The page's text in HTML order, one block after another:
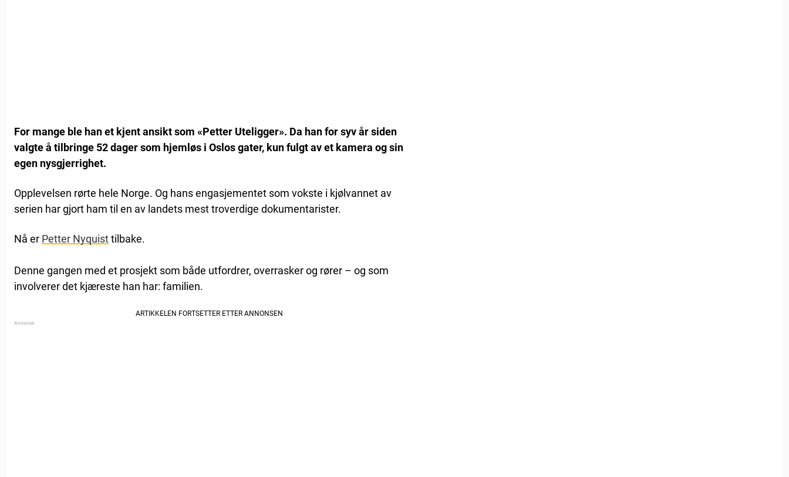
For mange ble han et kjent ansikt som «Petter Uteligger». Da han for syv år siden
valgte å tilbringe 52 dager som hjemløs i Oslos gater, kun fulgt av et kamera og sin
egen nysgjerrighet.
Opplevelsen rørte hele Norge. Og hans engasjementet som vokste i kjølvannet av
serien har gjort ham til en av landets mest troverdige dokumentarister.
Nå er Petter Nyquisttilbake.
Denne gangen med et prosjekt som både utfordrer, overrasker og rører – og som
involverer det kjæreste han har: familien.